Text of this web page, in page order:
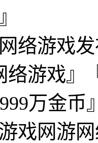
网络游戏
络游戏』
万金币
游戏网游